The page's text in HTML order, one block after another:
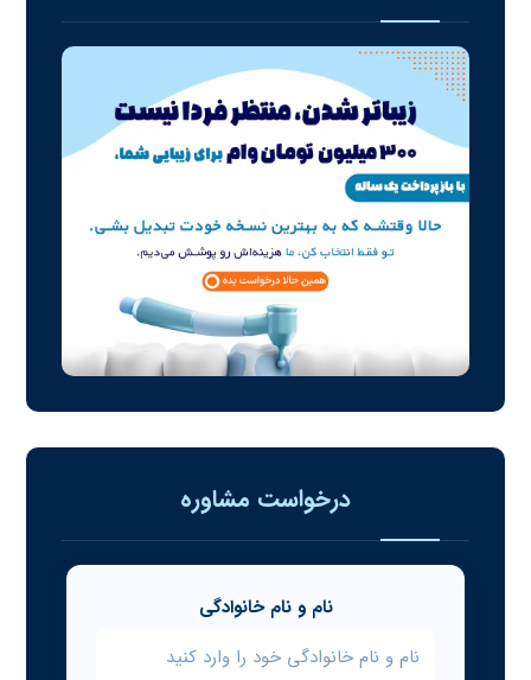
درخواست مشاوره
نام و نام خانوادگی